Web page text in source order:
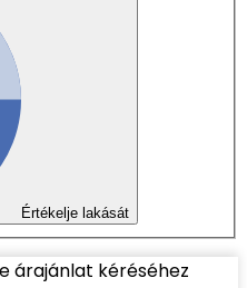
Értékelje lakását
árajánlat kéréséhez